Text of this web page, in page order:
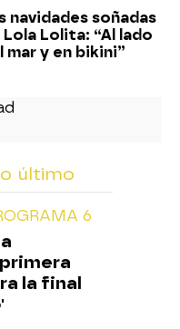
navidades soñadas
Lola Lolita: “Al lado
mar y en bikini”
último
6
la final